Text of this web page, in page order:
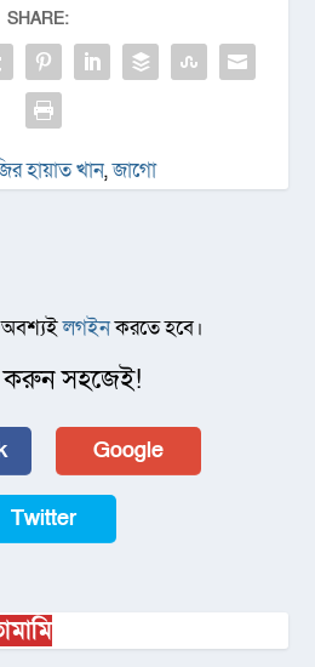
SHARE:
হায়াত খান,জাগো
অবশ্যইলগইনকরতে হবে।
করুন সহজেই!
Google
Twitter